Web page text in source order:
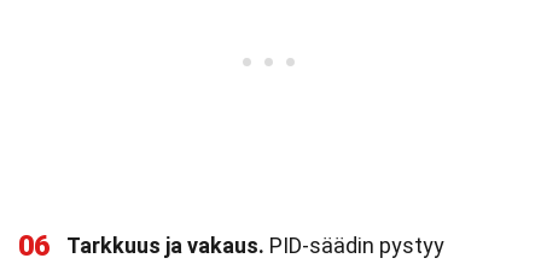
06 Tarkkuus ja vakaus. PID-säädin pystyy